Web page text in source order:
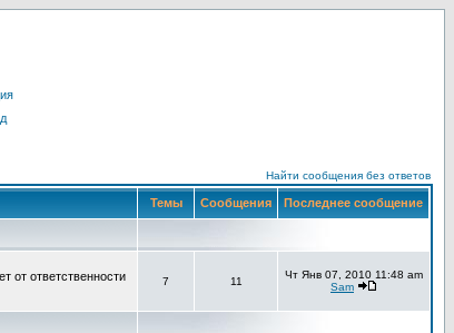
Найти сообщения без ответов
Темы Сообщения Последнее сообщение
от ответственности
7 11
Чт Янв 07, 2010 11:48 am
Sam